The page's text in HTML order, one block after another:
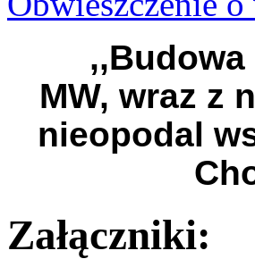
MW, wraz z
nieopodal
Załączniki: